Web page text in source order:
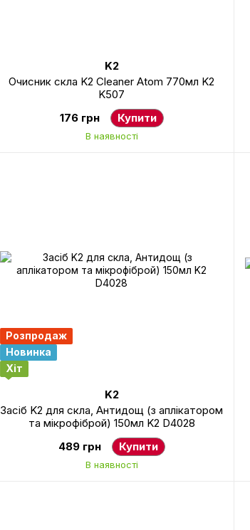
K2
Очисник скла K2 Cleaner Atom 770мл K2
K507
176 грн
Купити
В наявності
Розпродаж
Новинка
Хіт
K2
Засіб K2 для скла, Антидощ (з аплікатором
та мікрофіброй) 150мл K2 D4028
489 грн
Купити
В наявності